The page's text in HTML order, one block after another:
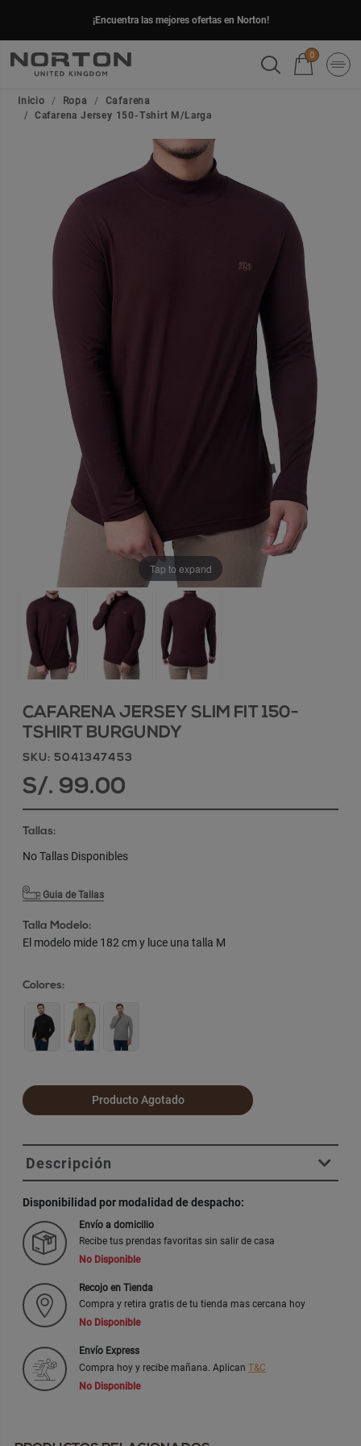
¡Encuentra las mejores ofertas en Norton!
0
Inicio Ropa
Cafarena
Cafarena Jersey 150-Tshirt M/Larga
Tap to expand
CAFARENA JERSEY SLIM FIT 150-
TSHIRT BURGUNDY
SKU: 5041347453
S/. 99.00
Tallas:
No Tallas Disponibles
Guia de Tallas
Talla Modelo:
El modelo mide 182 cm y luce una talla M
Colores:
Producto Agotado
Descripción
Disponibilidad por modalidad de despacho:
Envío a domicilio
Recibe tus prendas favoritas sin salir de casa
No Disponible
Recojo en Tienda
Compra y retira gratis de tu tienda mas cercana hoy
No Disponible
Envío Express
Compra hoy y recibe mañana. Aplican T&C
No Disponible